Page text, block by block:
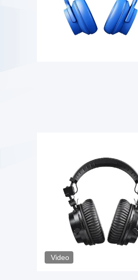
Video